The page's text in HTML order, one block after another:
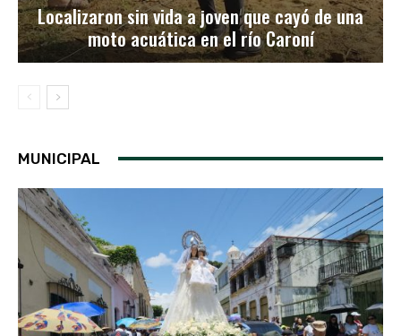
Localizaron sin vida a joven que cayó de una
moto acuática en el río Caroní
MUNICIPAL